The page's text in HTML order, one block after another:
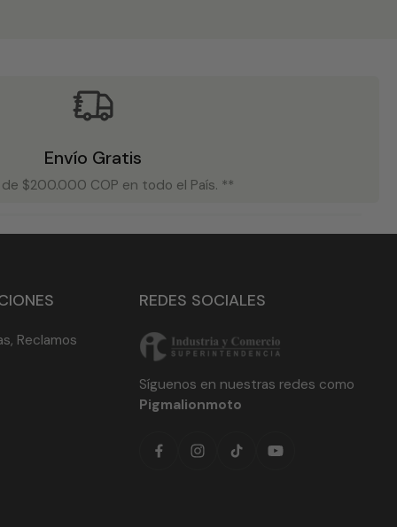
Envío Gratis
$200.000 COP en todo el País. **
Reclamos
REDES SOCIALES
Síguenos en nuestras redes como
Pigmalionmoto